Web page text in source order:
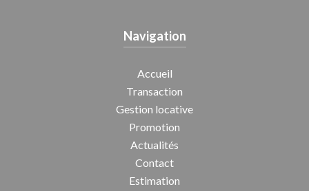
Navigation
Accueil
Transaction
Gestion locative
Promotion
Actualités
Contact
Estimation